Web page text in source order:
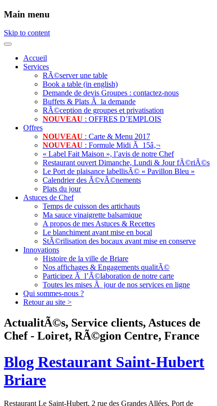
Main menu
Skip to content
Accueil
Services
RÃ©server une table
Book a table (in english)
Demande de devis Groupes : contactez-nous
Buffets & Plats Ã la demande
RÃ©ception de groupes et privatisation
NOUVEAU : OFFRES D’EMPLOIS
Offres
NOUVEAU : Carte & Menu 2017
NOUVEAU : Formule Midi Ã 15â‚¬
« Label Fait Maison », l’avis de notre Chef
Restaurant ouvert Dimanche, Lundi & Jour fÃ©riÃ©s
Le Port de plaisance labellisÃ© « Pavillon Bleu »
Calendrier des Ã©vÃ©nements
Plats du jour
Astuces de Chef
Temps de cuisson des artichauts
Ma sauce vinaigrette balsamique
A propos de mes Astuces & Recettes
Le blanchiment avant mise en bocal
StÃ©rilisation des bocaux avant mise en conserve
Innovations
Histoire de la ville de Briare
Nos affichages & Engagements qualitÃ©
Participez Ã l’Ã©laboration de notre carte
Toutes les mises Ã jour de nos services en ligne
Qui sommes-nous ?
Retour au site >
ActualitÃ©s, Service clients, Astuces de
Chef - Loiret, RÃ©gion Centre, France
Blog Restaurant Saint-Hubert
Briare
Restaurant Le Saint-Hubert, 2 rue des Grandes Allées, Port de